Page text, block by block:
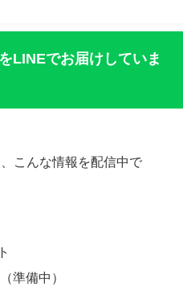
LINEでお届けしていま
こんな情報を配信中で
準備中）